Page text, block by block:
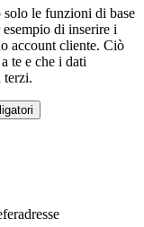
solo le funzioni di base
di inserire i
account cliente. Ciò
te e che i dati
terzi.